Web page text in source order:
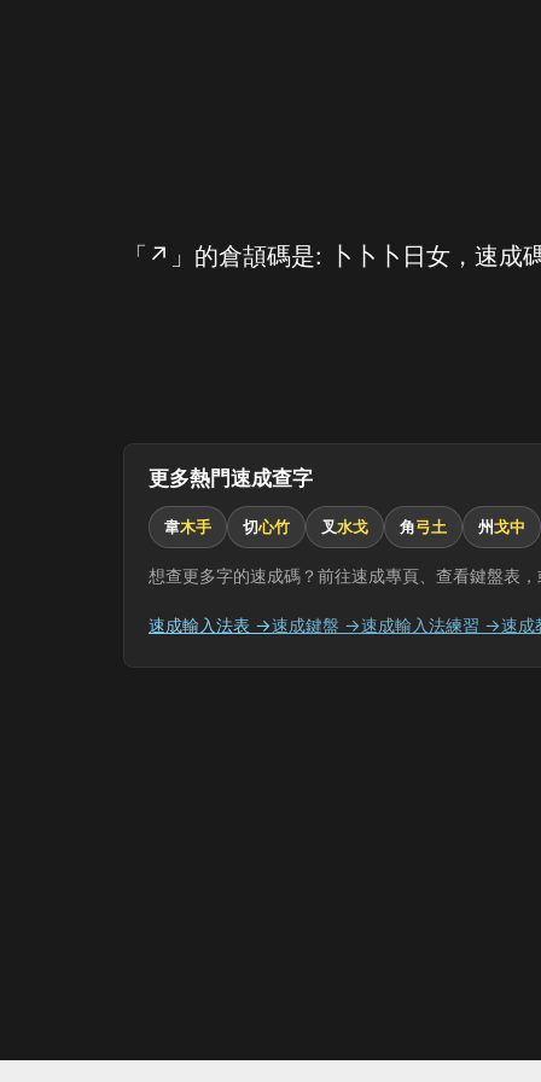
「↗」的倉頡碼是: 卜卜卜日女，速成
更多熱門速成查字
韋木手 切心竹 叉水戈 角弓土 州戈中
想查更多字的速成碼？前往速成專頁、查看鍵盤表
速成輸入法表 →速成鍵盤 →速成輸入法練習 →速